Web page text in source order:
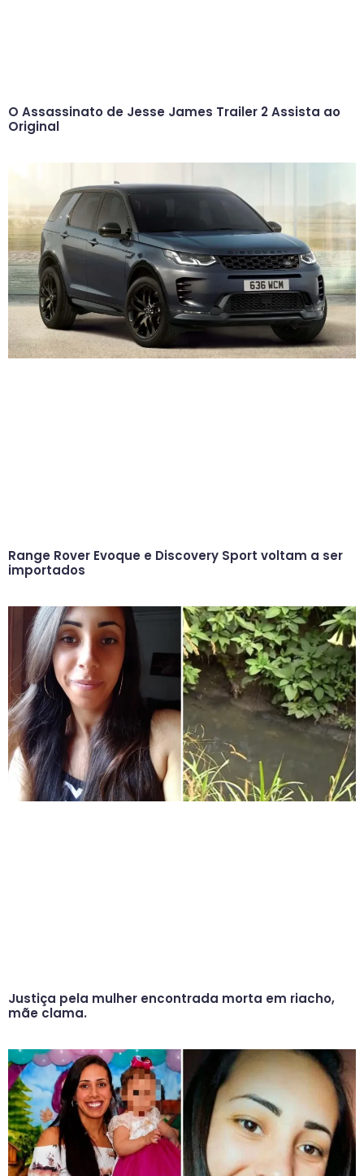
O Assassinato de Jesse James Trailer 2 Assista ao
Original
Range Rover Evoque e Discovery Sport voltam a ser
importados
Justiça pela mulher encontrada morta em riacho,
mãe clama.